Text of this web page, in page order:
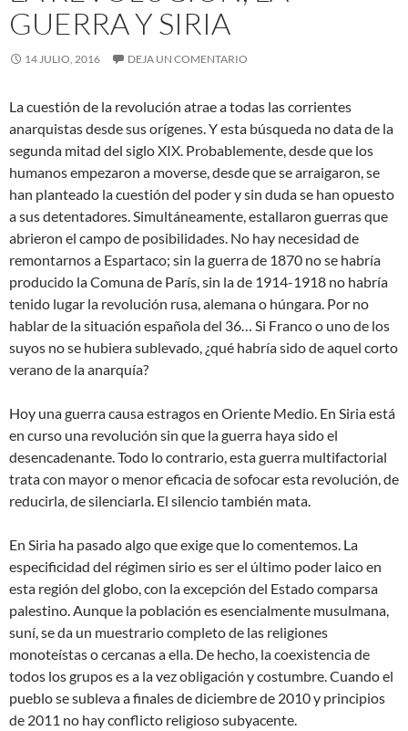
GUERRA Y SIRIA
14 JULIO, 2016 DEJA UN COMENTARIO
La cuestión de la revolución atrae a todas las corrientes
anarquistas desde sus orígenes. Y esta búsqueda no data de la
segunda mitad del siglo XIX. Probablemente, desde que los
humanos empezaron a moverse, desde que se arraigaron, se
han planteado la cuestión del poder y sin duda se han opuesto
a sus detentadores. Simultáneamente, estallaron guerras que
abrieron el campo de posibilidades. No hay necesidad de
remontarnos a Espartaco; sin la guerra de 1870 no se habría
producido la Comuna de París, sin la de 1914-1918 no habría
tenido lugar la revolución rusa, alemana o húngara. Por no
hablar de la situación española del 36… Si Franco o uno de los
suyos no se hubiera sublevado, ¿qué habría sido de aquel corto
verano de la anarquía?
Hoy una guerra causa estragos en Oriente Medio. En Siria está
en curso una revolución sin que la guerra haya sido el
desencadenante. Todo lo contrario, esta guerra multifactorial
trata con mayor o menor eficacia de sofocar esta revolución, de
reducirla, de silenciarla. El silencio también mata.
En Siria ha pasado algo que exige que lo comentemos. La
especificidad del régimen sirio es ser el último poder laico en
esta región del globo, con la excepción del Estado comparsa
palestino. Aunque la población es esencialmente musulmana,
suní, se da un muestrario completo de las religiones
monoteístas o cercanas a ella. De hecho, la coexistencia de
todos los grupos es a la vez obligación y costumbre. Cuando el
pueblo se subleva a finales de diciembre de 2010 y principios
de 2011 no hay conflicto religioso subyacente.